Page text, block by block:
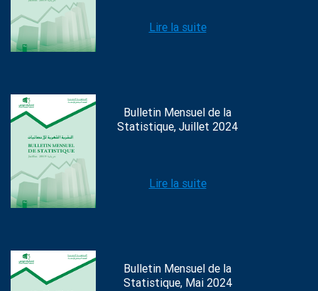
Lire la suite
Bulletin Mensuel de la
Statistique, Juillet 2024
Lire la suite
Bulletin Mensuel de la
Statistique, Mai 2024